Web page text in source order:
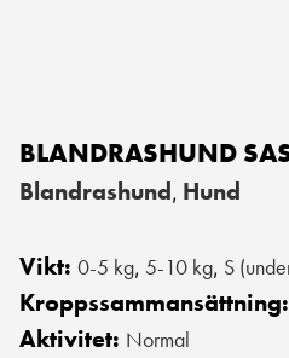
BLANDRASHUND
Blandrashund, Hund
Vikt: 0-5 kg, 5-10 kg, S
Kroppssammansättning:
Aktivitet: Normal